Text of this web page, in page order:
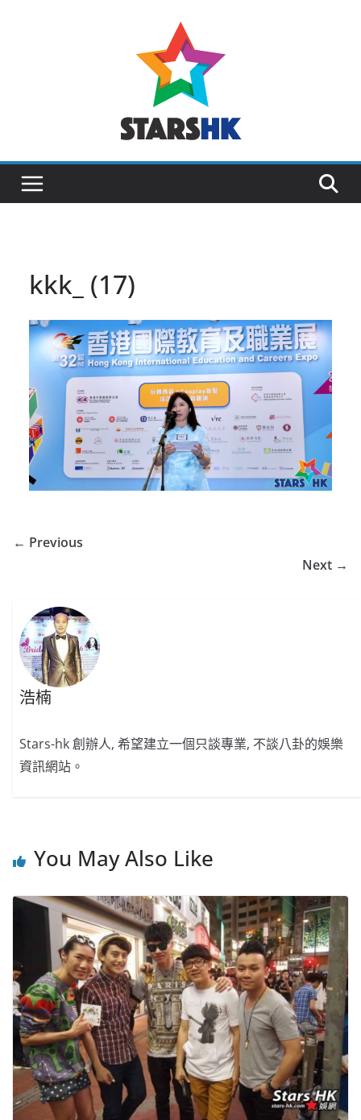
kkk_ (17)
← Previous
Next →
浩楠
Stars-hk 創辦人, 希望建立一個只談專業, 不談八卦的娛樂
資訊網站。
You May Also Like